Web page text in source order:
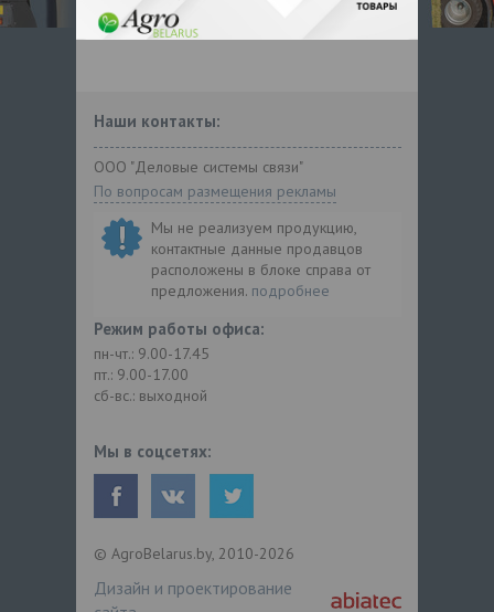
Наши контакты:
ООО "Деловые системы связи"
По вопросам размещения рекламы
Мы не реализуем продукцию,
контактные данные продавцов
расположены в блоке справа от
предложения. подробнее
Режим работы офиса:
пн-чт.: 9.00-17.45
пт.: 9.00-17.00
сб-вс.: выходной
Мы в соцсетях:
© AgroBelarus.by, 2010-2026
Дизайн и проектирование